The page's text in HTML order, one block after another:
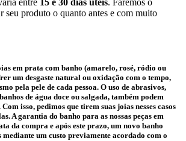
entre 15 e 30 dias úteis. Faremos o
seu produto o quanto antes e com muito
em prata com banho (amarelo, rosé, ródio ou
um desgaste natural ou oxidação com o tempo,
pela pele de cada pessoa. O uso de abrasivos,
de água doce ou salgada, também podem
isso, pedimos que tirem suas joias nesses casos
A garantia do banho para as nossas peças em
da compra e após este prazo, um novo banho
um custo previamente acordado com o